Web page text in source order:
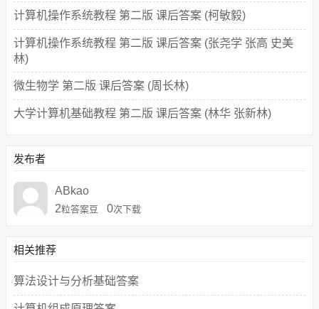
计算机操作系统教程 第二版 课后答案 (柯敏毅)
计算机操作系统教程 第二版 课后答案 (张尧学 张高 史美
林)
微生物学 第二版 课后答案 (周长林)
大学计算机基础教程 第二版 课后答案 (林华 张新林)
发布者
ABkao
2粒答案豆 0次下载
相关推荐
算法设计与分析基础答案